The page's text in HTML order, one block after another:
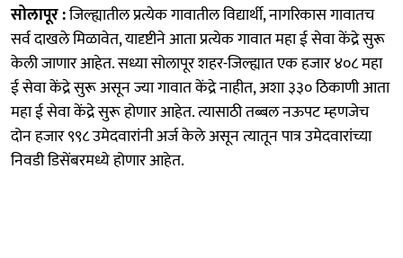
सोलापूर :जिल्ह्यातील प्रत्येक गावातील विद्यार्थी, नागरिकास गावातच
सर्व दाखले मिळावेत, यादृष्टीने आता प्रत्येक गावात महा ई सेवा केंद्रे सुरू
केली जाणार आहेत. सध्या सोलापूर शहर-जिल्ह्यात एक हजार ४०८ महा
ई सेवा केंद्रे सुरू असून ज्या गावात केंद्रे नाहीत, अशा ३३० ठिकाणी आता
महा ई सेवा केंद्रे सुरू होणार आहेत. त्यासाठी तब्बल नऊपट म्हणजेच
दोन हजार ९९८ उमेदवारांनी अर्ज केले असून त्यातून पात्र उमेदवारांच्या
निवडी डिसेंबरमध्ये होणार आहेत.